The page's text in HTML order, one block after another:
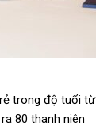
trong độ tuổi từ
80 thanh niên